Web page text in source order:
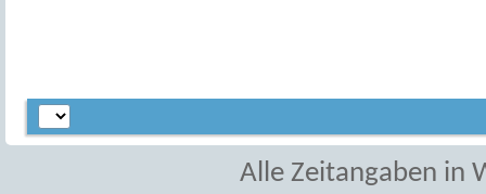
Alle Zeitangaben in